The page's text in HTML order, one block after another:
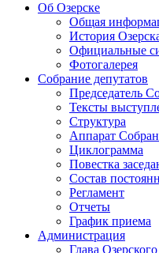
Об Озерске
Общая
История
Официальные
Фотогалерея
Собрание депутатов
Председатель
Тексты
Структура
Аппарат
Циклограмма
Повестка
Состав
Регламент
Отчеты
График приема
Администрация
Глава